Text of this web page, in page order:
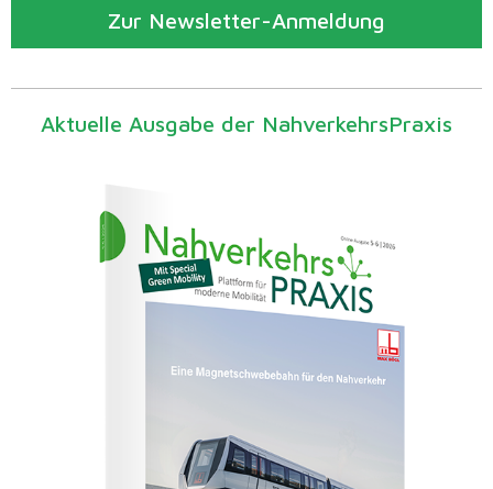
Zur Newsletter-Anmeldung
Aktuelle Ausgabe der NahverkehrsPraxis